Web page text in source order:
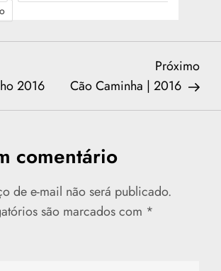
2016
Post
Próximo
Cão Caminha | 2016
comentário
de e-mail não será publicado.
são marcados com *